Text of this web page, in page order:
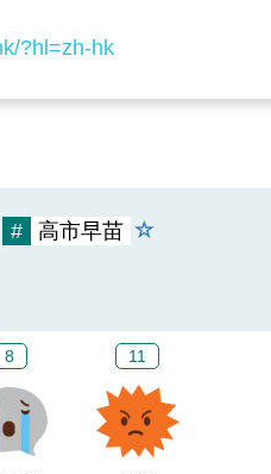
?hl=zh-hk
# 高市早苗
8 11